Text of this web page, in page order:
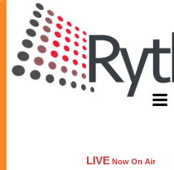
LIVENow On Air